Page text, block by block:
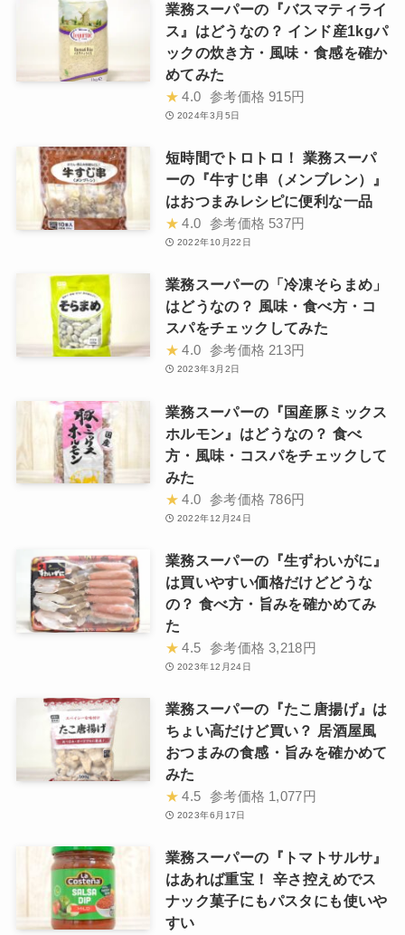
業務スーパーの『バスマティライ
ス』はどうなの？ インド産1kgパ
ックの炊き方・風味・食感を確か
めてみた
★ 4.0 参考価格 915円
2024年3月5日
短時間でトロトロ！ 業務スーパ
ーの『牛すじ串（メンブレン）』
はおつまみレシピに便利な一品
★ 4.0 参考価格 537円
2022年10月22日
業務スーパーの「冷凍そらまめ」
はどうなの？ 風味・食べ方・コ
スパをチェックしてみた
★ 4.0 参考価格 213円
2023年3月2日
業務スーパーの『国産豚ミックス
ホルモン』はどうなの？ 食べ
方・風味・コスパをチェックして
みた
★ 4.0 参考価格 786円
2022年12月24日
業務スーパーの『生ずわいがに』
は買いやすい価格だけどどうな
の？ 食べ方・旨みを確かめてみ
た
★ 4.5 参考価格 3,218円
2023年12月24日
業務スーパーの『たこ唐揚げ』は
ちょい高だけど買い？ 居酒屋風
おつまみの食感・旨みを確かめて
みた
★ 4.5 参考価格 1,077円
2023年6月17日
業務スーパーの『トマトサルサ』
はあれば重宝！ 辛さ控えめでス
ナック菓子にもパスタにも使いや
すい